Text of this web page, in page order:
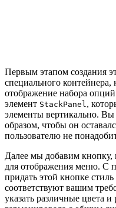
Первым этапом создания
специального контейнера,
отображение набора
элемент StackPanel,
элементы вертикально. Вы
образом, чтобы он
пользователю не
Далее мы добавим кнопку,
для отображения меню. С
придать этой кнопке
соответствуют вашим
указать различные цвета